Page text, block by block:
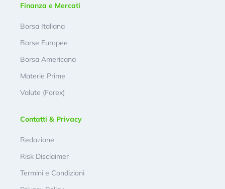
Finanza e Mercati
Borsa Italiana
Borse Europee
Borsa Americana
Materie Prime
Valute (Forex)
Contatti & Privacy
Redazione
Risk Disclaimer
Termini e Condizioni